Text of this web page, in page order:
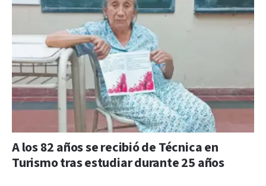
A los 82 años se recibió de Técnica en
Turismo tras estudiar durante 25 años